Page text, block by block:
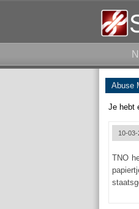
Abuse
Je hebt
10-
TNO